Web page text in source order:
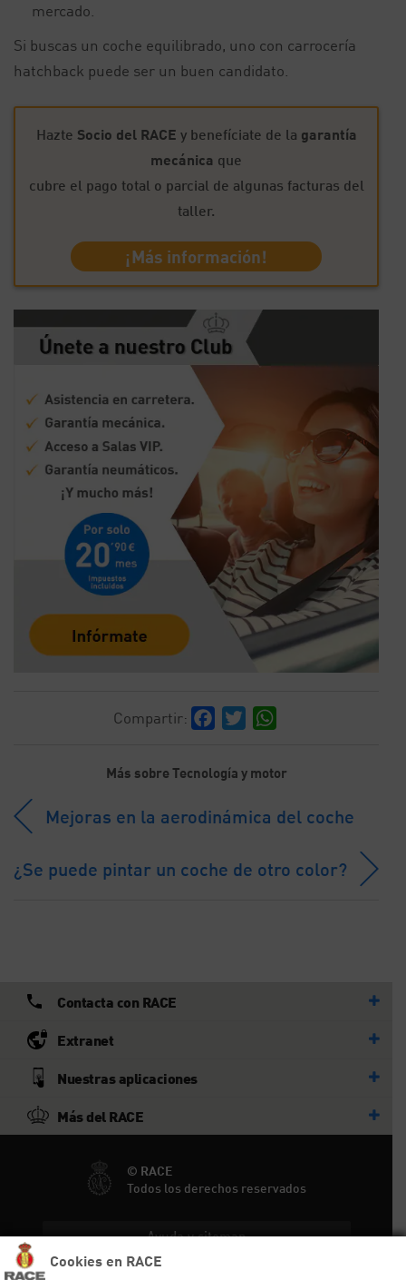
Cookies en RACE
mercado.
Si buscas un coche equilibrado, uno con carrocería
hatchback puede ser un buen candidato.
Hazte Socio del RACE y benefíciate de la garantía
mecánica que
cubre el pago total o parcial de algunas facturas del
taller.
¡Más información!
Compartir: Facebook
Twitter
Más sobre Tecnología y motor
Mejoras en la aerodinámica del coche
¿Se puede pintar un coche de otro color?
Contacta con RACE
Extranet
Nuestras aplicaciones
Más del RACE
© RACE
Todos los derechos reservados
Ayuda y sitemap